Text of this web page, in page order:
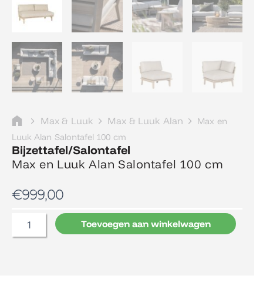
Max & Luuk Max & Luuk Alan
Max en
Luuk Alan Salontafel 100 cm
Bijzettafel/Salontafel
Max en Luuk Alan Salontafel 100 cm
€999,00
Luuk
Toevoegen aan winkelwagen